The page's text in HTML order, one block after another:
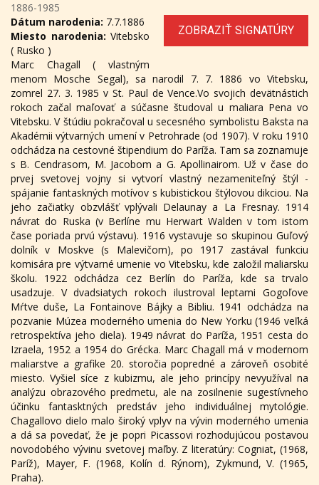
1886-1985
ZOBRAZIŤ SIGNATÚRY
Dátum narodenia: 7.7.1886
Miesto narodenia: Vitebsko
( Rusko )
Marc Chagall ( vlastným
menom Mosche Segal), sa narodil 7. 7. 1886 vo Vitebsku,
zomrel 27. 3. 1985 v St. Paul de Vence.Vo svojich devätnástich
rokoch začal maľovať a súčasne študoval u maliara Pena vo
Vitebsku. V štúdiu pokračoval u secesného symbolistu Baksta na
Akadémii výtvarných umení v Petrohrade (od 1907). V roku 1910
odchádza na cestovné štipendium do Paríža. Tam sa zoznamuje
s B. Cendrasom, M. Jacobom a G. Apollinairom. Už v čase do
prvej svetovej vojny si vytvorí vlastný nezameniteľný štýl -
spájanie fantaskných motívov s kubistickou štýlovou dikciou. Na
jeho začiatky obzvlášť vplývali Delaunay a La Fresnay. 1914
návrat do Ruska (v Berlíne mu Herwart Walden v tom istom
čase poriada prvú výstavu). 1916 vystavuje so skupinou Guľový
dolník v Moskve (s Malevičom), po 1917 zastával funkciu
komisára pre výtvarné umenie vo Vitebsku, kde založil maliarsku
školu. 1922 odchádza cez Berlín do Paríža, kde sa trvalo
usadzuje. V dvadsiatych rokoch ilustroval leptami Gogoľove
Mŕtve duše, La Fontainove Bájky a Bibliu. 1941 odchádza na
pozvanie Múzea moderného umenia do New Yorku (1946 veľká
retrospektíva jeho diela). 1949 návrat do Paríža, 1951 cesta do
Izraela, 1952 a 1954 do Grécka. Marc Chagall má v modernom
maliarstve a grafike 20. storočia popredné a zároveň osobité
miesto. Vyšiel síce z kubizmu, ale jeho princípy nevyužíval na
analýzu obrazového predmetu, ale na zosilnenie sugestívneho
účinku fantasktných predstáv jeho individuálnej mytológie.
Chagallovo dielo malo široký vplyv na vývin moderného umenia
a dá sa povedať, že je popri Picassovi rozhodujúcou postavou
novodobého vývinu svetovej maľby. Z literatúry: Cogniat, (1968,
Paríž), Mayer, F. (1968, Kolín d. Rýnom), Zykmund, V. (1965,
Praha).